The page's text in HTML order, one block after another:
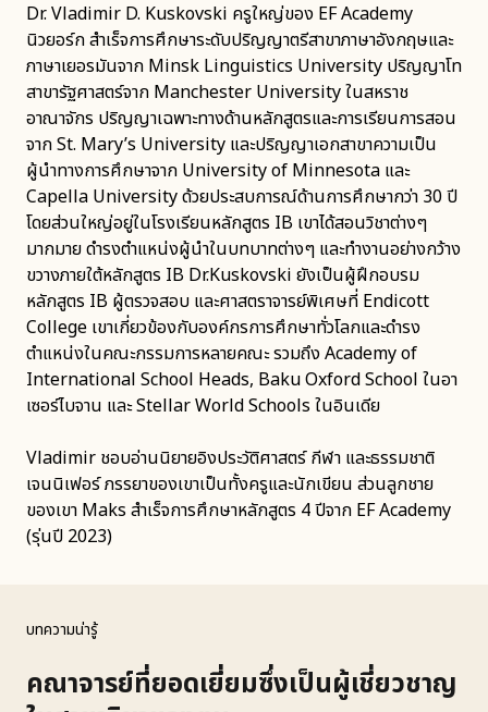
Dr. Vladimir D. Kuskovski ครูใหญ่ของ EF Academy
นิวยอร์ก สำเร็จการศึกษาระดับปริญญาตรีสาขาภาษาอังกฤษและ
ภาษาเยอรมันจาก Minsk Linguistics University ปริญญาโท
สาขารัฐศาสตร์จาก Manchester University ในสหราช
อาณาจักร ปริญญาเฉพาะทางด้านหลักสูตรและการเรียนการสอน
จาก St. Mary’s University และปริญญาเอกสาขาความเป็น
ผู้นำทางการศึกษาจาก University of Minnesota และ
Capella University ด้วยประสบการณ์ด้านการศึกษากว่า 30 ปี
โดยส่วนใหญ่อยู่ในโรงเรียนหลักสูตร IB เขาได้สอนวิชาต่างๆ
มากมาย ดำรงตำแหน่งผู้นำในบทบาทต่างๆ และทำงานอย่างกว้าง
ขวางภายใต้หลักสูตร IB Dr.Kuskovski ยังเป็นผู้ฝึกอบรม
หลักสูตร IB ผู้ตรวจสอบ และศาสตราจารย์พิเศษที่ Endicott
College เขาเกี่ยวข้องกับองค์กรการศึกษาทั่วโลกและดำรง
ตำแหน่งในคณะกรรมการหลายคณะ รวมถึง Academy of
International School Heads, Baku Oxford School ในอา
เซอร์ไบจาน และ Stellar World Schools ในอินเดีย
Vladimir ชอบอ่านนิยายอิงประวัติศาสตร์ กีฬา และธรรมชาติ
เจนนิเฟอร์ ภรรยาของเขาเป็นทั้งครูและนักเขียน ส่วนลูกชาย
ของเขา Maks สำเร็จการศึกษาหลักสูตร 4 ปีจาก EF Academy
(รุ่นปี 2023)
บทความน่ารู้
คณาจารย์ที่ยอดเยี่ยมซึ่งเป็นผู้เชี่ยวชาญ